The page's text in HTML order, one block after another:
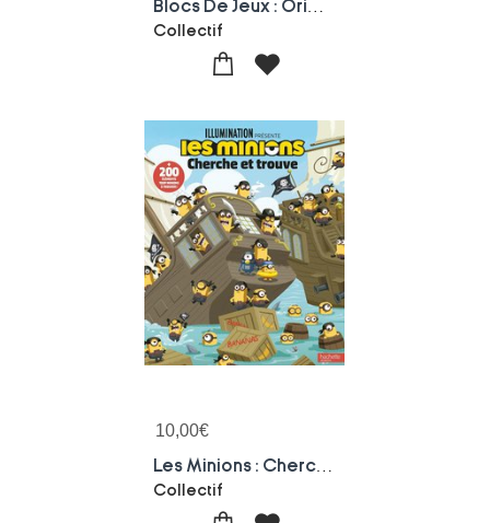
Collectif
10,00€
Collectif